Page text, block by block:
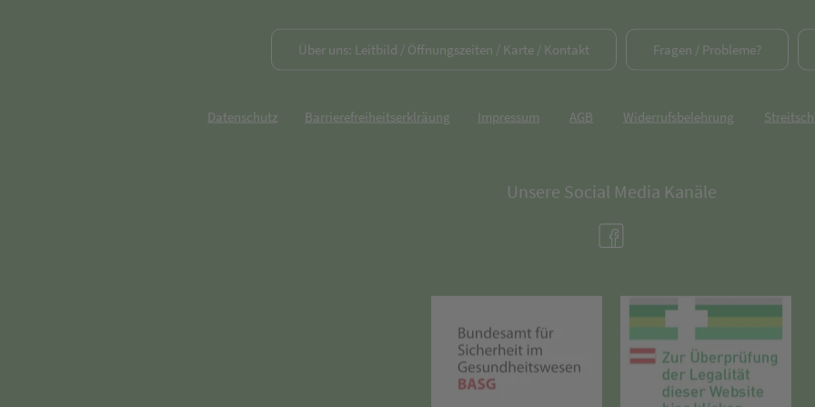
Über uns: Leitbild / Öffnungszeiten / Karte / Kontakt Fragen / Probleme?
Datenschutz Barrierefreiheitserklräung Impressum AGB Widerrufsbelehrung
Unsere Social Media Kanäle
(öffnet in neuem Tab)